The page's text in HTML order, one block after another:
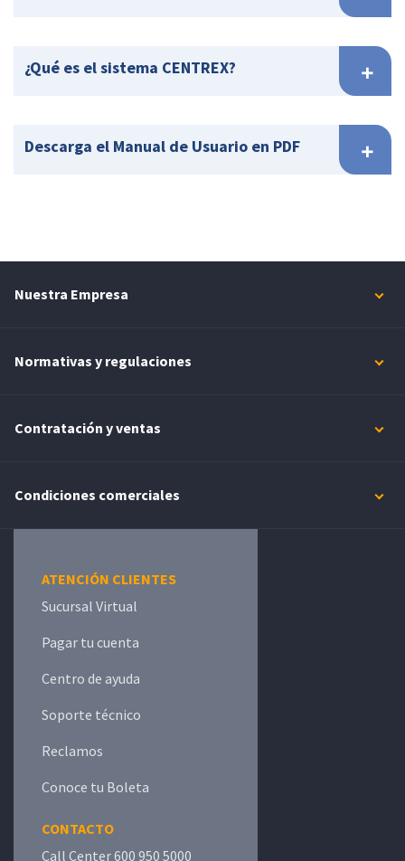
¿Qué es el sistema CENTREX?
Descarga el Manual de Usuario en PDF
Nuestra Empresa
Normativas y regulaciones
Contratación y ventas
Condiciones comerciales
ATENCIÓN CLIENTES
Sucursal Virtual
Pagar tu cuenta
Centro de ayuda
Soporte técnico
Reclamos
Conoce tu Boleta
CONTACTO
Call Center 600 950 5000